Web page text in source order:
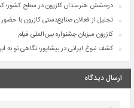
درخشش هنرمندان کازرون در سطح کشور؛
تجلیل از فعالان صنایع‌دستی کازرون با
کازرون میزبان جشنواره بین‌الملی فیلم
کشف نبوغ ایرانی در بیشاپور؛ نگاهی نو به
ارسال دیدگاه